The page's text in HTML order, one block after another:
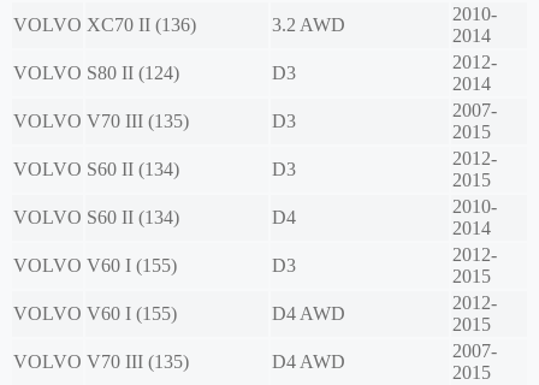
VOLVO XC70 II (136) 3.2 AWD
2010-
2014
VOLVO S80 II (124) D3
2012-
2014
VOLVO V70 III (135) D3
2007-
2015
VOLVO S60 II (134) D3
2012-
2015
VOLVO S60 II (134) D4
2010-
2014
VOLVO V60 I (155) D3
2012-
2015
VOLVO V60 I (155) D4 AWD
2012-
2015
VOLVO V70 III (135) D4 AWD
2007-
2015